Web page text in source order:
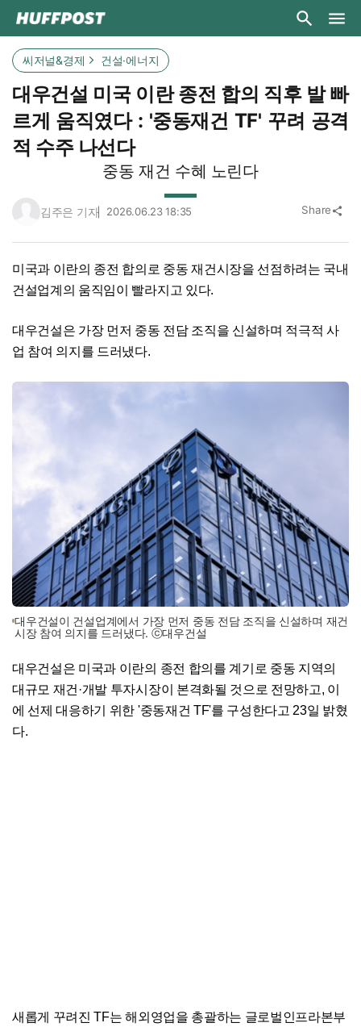
씨저널&경제 건설·에너지
대우건설 미국 이란 종전 합의 직후 발 빠
르게 움직였다 : '중동재건 TF' 꾸려 공격
적 수주 나선다
중동 재건 수혜 노린다
김주은 기자 2026.06.23 18:35 Share share
미국과 이란의 종전 합의로 중동 재건시장을 선점하려는 국내
건설업계의 움직임이 빨라지고 있다.
대우건설은 가장 먼저 중동 전담 조직을 신설하며 적극적 사
업 참여 의지를 드러냈다.
대우건설이 건설업계에서 가장 먼저 중동 전담 조직을 신설하며 재건
시장 참여 의지를 드러냈다. ⓒ대우건설
대우건설은 미국과 이란의 종전 합의를 계기로 중동 지역의
대규모 재건·개발 투자시장이 본격화될 것으로 전망하고, 이
에 선제 대응하기 위한 '중동재건 TF'를 구성한다고 23일 밝혔
다.
새롭게 꾸려진 TF는 해외영업을 총괄하는 글로벌인프라본부